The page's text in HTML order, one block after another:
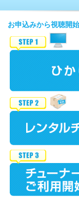
お申込みから視聴開